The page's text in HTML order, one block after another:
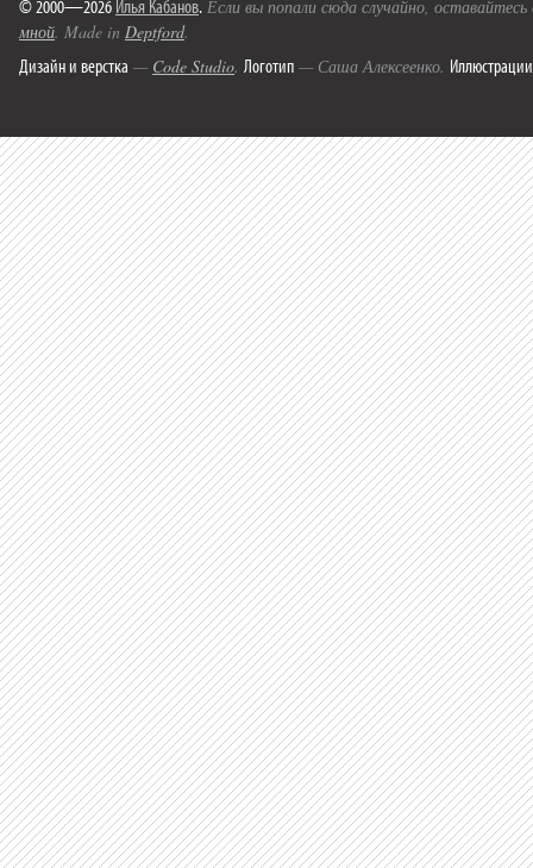
© 2000—2026 Илья Кабанов. Если вы попали сюда случайно,
мной. Made in Deptford.
Дизайн и верстка — Code Studio. Логотип — Саша Алексеенко. Иллюстрации